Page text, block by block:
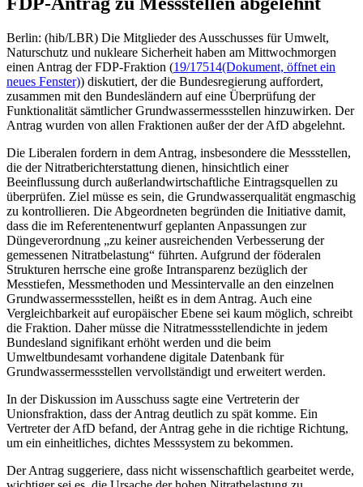
Berlin: (hib/LBR) Die Mitglieder des Ausschusses für Umwelt,
Naturschutz und nukleare Sicherheit haben am Mittwochmorgen
einen Antrag der FDP-Fraktion (19/17514(Dokument, öffnet ein
neues Fenster)) diskutiert, der die Bundesregierung auffordert,
zusammen mit den Bundesländern auf eine Überprüfung der
Funktionalität sämtlicher Grundwassermessstellen hinzuwirken. Der
Antrag wurden von allen Fraktionen außer der der AfD abgelehnt.
Die Liberalen fordern in dem Antrag, insbesondere die Messstellen,
die der Nitratberichterstattung dienen, hinsichtlich einer
Beeinflussung durch außerlandwirtschaftliche Eintragsquellen zu
überprüfen. Ziel müsse es sein, die Grundwasserqualität engmaschig
zu kontrollieren. Die Abgeordneten begründen die Initiative damit,
dass die im Referentenentwurf geplanten Anpassungen zur
Düngeverordnung „zu keiner ausreichenden Verbesserung der
gemessenen Nitratbelastung“ führten. Aufgrund der föderalen
Strukturen herrsche eine große Intransparenz bezüglich der
Messtiefen, Messmethoden und Messintervalle an den einzelnen
Grundwassermessstellen, heißt es in dem Antrag. Auch eine
Vergleichbarkeit auf europäischer Ebene sei kaum möglich, schreibt
die Fraktion. Daher müsse die Nitratmessstellendichte in jedem
Bundesland signifikant erhöht werden und die beim
Umweltbundesamt vorhandene digitale Datenbank für
Grundwassermessstellen vervollständigt und erweitert werden.
In der Diskussion im Ausschuss sagte eine Vertreterin der
Unionsfraktion, dass der Antrag deutlich zu spät komme. Ein
Vertreter der AfD befand, der Antrag gehe in die richtige Richtung,
um ein einheitliches, dichtes Messsystem zu bekommen.
Der Antrag suggeriere, dass nicht wissenschaftlich gearbeitet werde,